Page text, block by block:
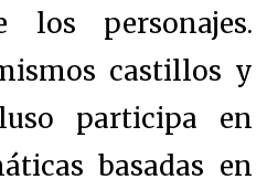
los personajes.
castillos y
participa en
basadas en